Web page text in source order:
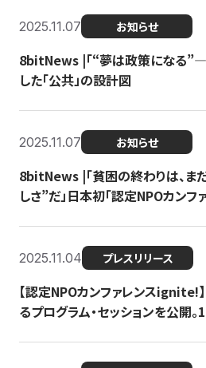
2025.11.07 お知らせ
8bitNews |「“夢は政策になる
した「公共」の設計図
2025.11.07 お知らせ
8bitNews |「貧困の終わりは、ま
しさ”だ」日本初「認定NPOカンフ
2025.11.04 プレスリリース
【認定NPOカンファレンスignite!
るプログラム・セッションを公開。